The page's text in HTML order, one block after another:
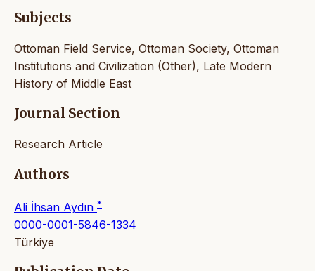
Subjects
Ottoman Field Service, Ottoman Society, Ottoman
Institutions and Civilization (Other), Late Modern
History of Middle East
Journal Section
Research Article
Authors
Ali İhsan Aydın *
0000-0001-5846-1334
Türkiye